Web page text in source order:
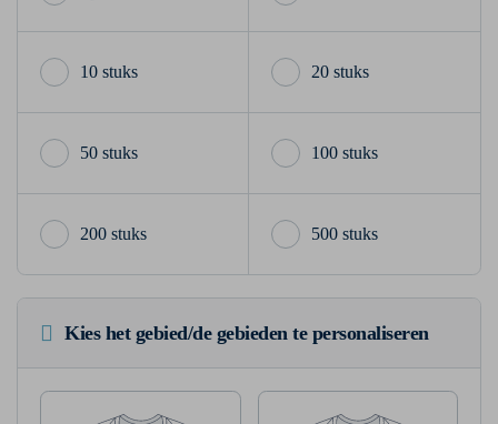
10 stuks 20 stuks
50 stuks 100 stuks
200 stuks 500 stuks
Kies het gebied/de gebieden te personaliseren